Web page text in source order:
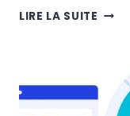
LIRE LA SUITE
QUOI
FAIT-